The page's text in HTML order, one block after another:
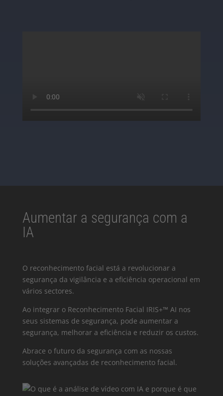
Aumentar a segurança com a
IA
O reconhecimento facial está a revolucionar a
segurança da vigilância e a eficiência operacional em
vários sectores.
Ao integrar o Reconhecimento Facial IRIS+™ AI nos
seus sistemas de segurança, pode aumentar a
segurança, melhorar a eficiência e reduzir os custos.
Abrace o futuro da segurança com as nossas
soluções avançadas de reconhecimento facial.